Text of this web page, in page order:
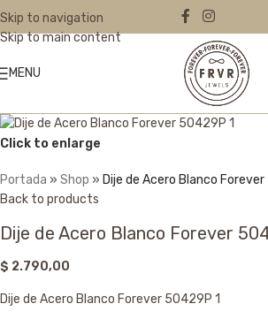
Skip to navigation
Skip to main content
MENU
Click to enlarge
Portada » Shop » Dije de Acero Blanco
Back to products
Dije de Acero Blanco Forever
$ 2.790,00
Dije de Acero Blanco Forever 50429P 1